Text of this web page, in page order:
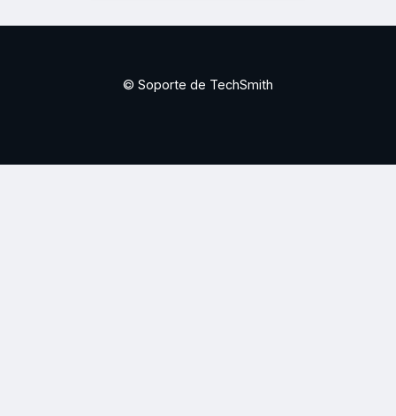
© Soporte de TechSmith